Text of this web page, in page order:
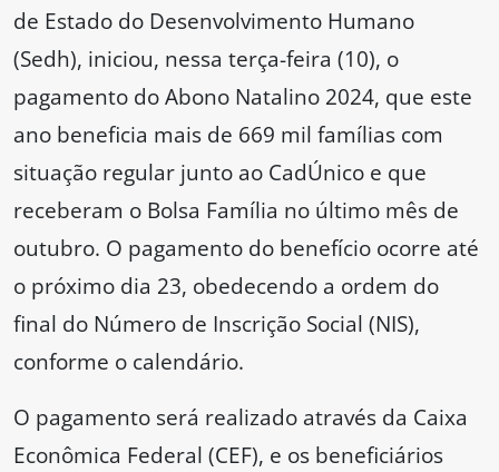
de Estado do Desenvolvimento Humano
(Sedh), iniciou, nessa terça-feira (10), o
pagamento do Abono Natalino 2024, que este
ano beneficia mais de 669 mil famílias com
situação regular junto ao CadÚnico e que
receberam o Bolsa Família no último mês de
outubro. O pagamento do benefício ocorre até
o próximo dia 23, obedecendo a ordem do
final do Número de Inscrição Social (NIS),
conforme o calendário.
O pagamento será realizado através da Caixa
Econômica Federal (CEF), e os beneficiários